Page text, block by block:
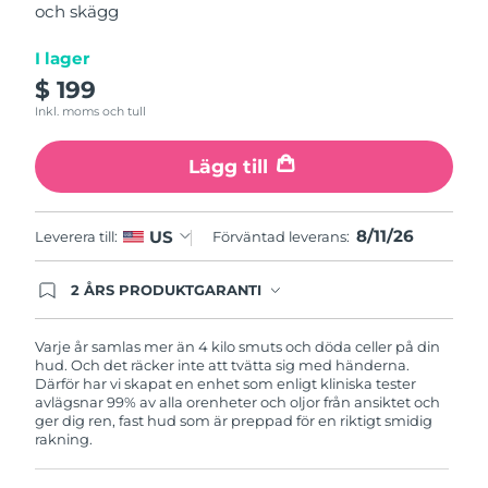
average
value.
Read
12
Reviews.
Same
page
link.
och skägg
I lager
$ 199
Inkl. moms och tull
Lägg till
Leverera till: US Förväntad leverans: 8/11/26
2 ÅRS PRODUKTGARANTI
utan extra kostnad om du får problem med den
inom två år efter inköpsdatum.
Varje år samlas mer än 4 kilo smuts och döda celler på din
hud. Och det räcker inte att tvätta sig med händerna.
Därför har vi skapat en enhet som enligt kliniska tester
avlägsnar 99% av alla orenheter och oljor från ansiktet och
ger dig ren, fast hud som är preppad för en riktigt smidig
rakning.
Turkiet
Förenade
Arabemiraten
Storbritannien Förväntad leverans8/10/26
USA Förväntad leverans8/11/26
Uzbekistan Förväntad leverans8/15/26
Vietnam Förväntad leverans